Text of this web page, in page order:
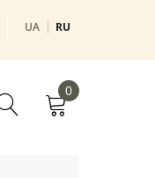
UA RU
0